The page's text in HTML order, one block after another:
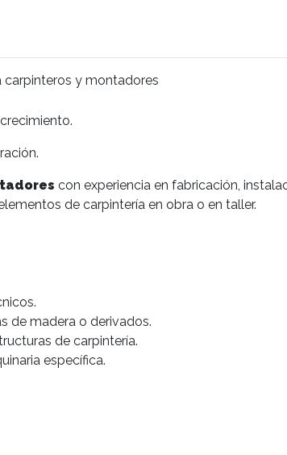
carpinteros y montadores
con experiencia en fabricación,
de carpintería en obra o en taller.
de madera o derivados.
de carpintería.
específica.